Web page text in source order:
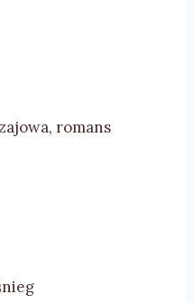
romans